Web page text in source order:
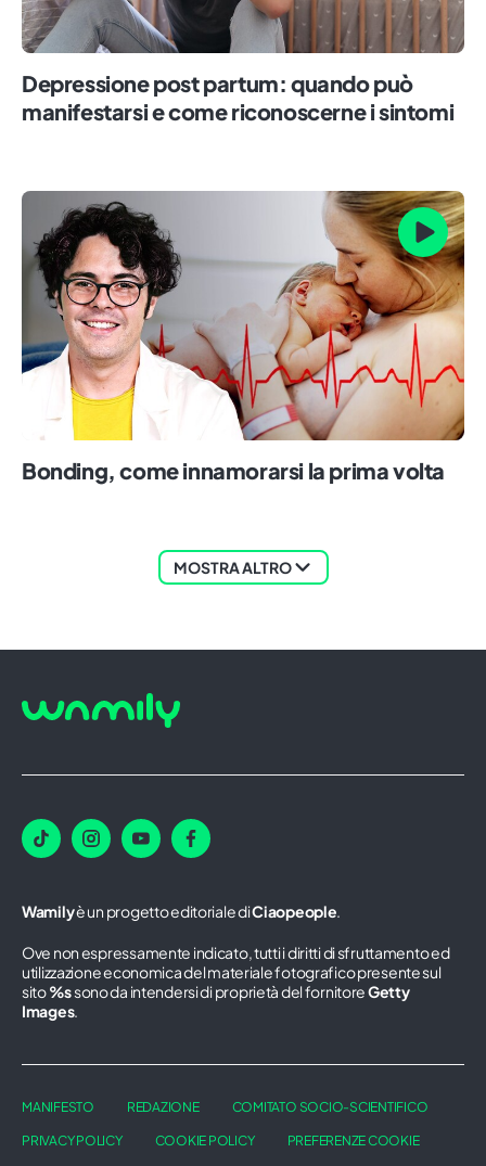
Depressione post partum: quando può
manifestarsi e come riconoscerne i sintomi
Bonding, come innamorarsi la prima volta
MOSTRA ALTRO
Wamilyè un progetto editoriale diCiaopeople
Ove non espressamente indicato, tutti i diritti di sfruttamento ed
utilizzazione economica del materiale fotografico presente sul
sito%ssono da intendersi di proprietà del fornitoreGetty
Images.
MANIFESTO REDAZIONE COMITATO SOCIO-SCIENTIFICO
PRIVACY POLICY COOKIE POLICY PREFERENZE COOKIE